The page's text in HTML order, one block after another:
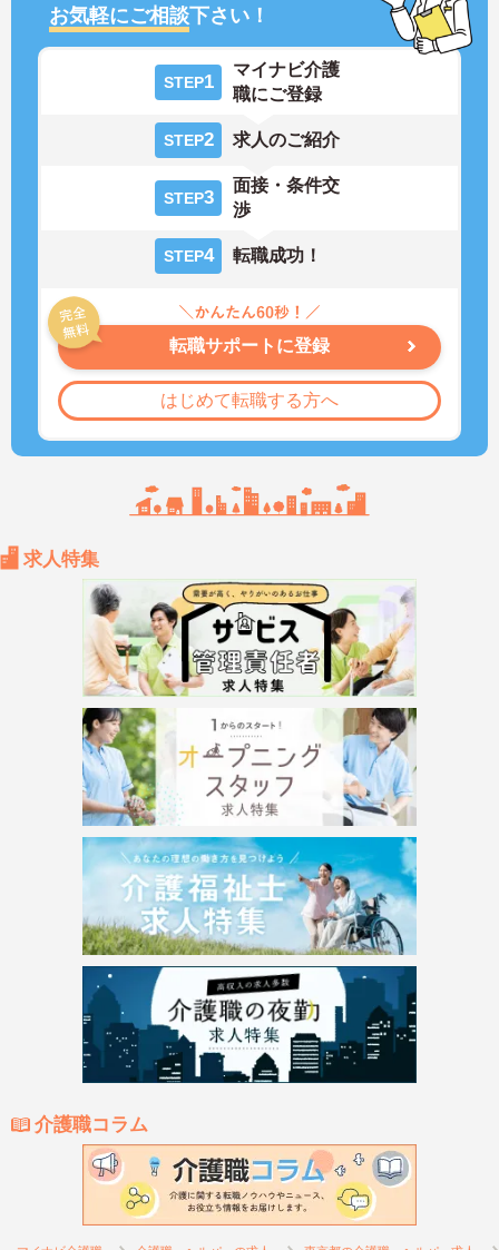
お気軽にご相談下さい！
STEP1
マイナビ介護
職にご登録
STEP2 求人のご紹介
STEP3
面接・条件交
渉
STEP4 転職成功！
転職サポートに登録
はじめて転職する方へ
求人特集
介護職コラム